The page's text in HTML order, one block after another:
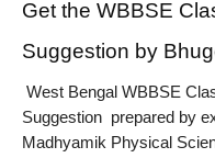
Get the WBBSE
Suggestion by
West Bengal WBBSE
Suggestion  prepared by
Madhyamik Physical